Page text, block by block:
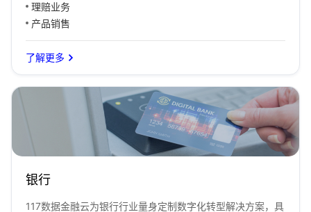
理赔业务
产品销售
了解更多
银行
117数据金融云为银行行业量身定制数字化转型解决方案，具